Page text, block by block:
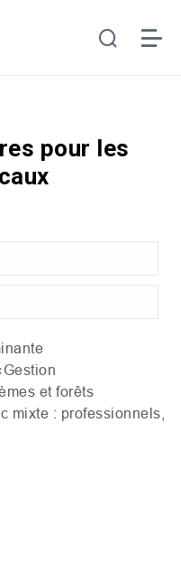
pour les
et forêts
mixte : professionnels,